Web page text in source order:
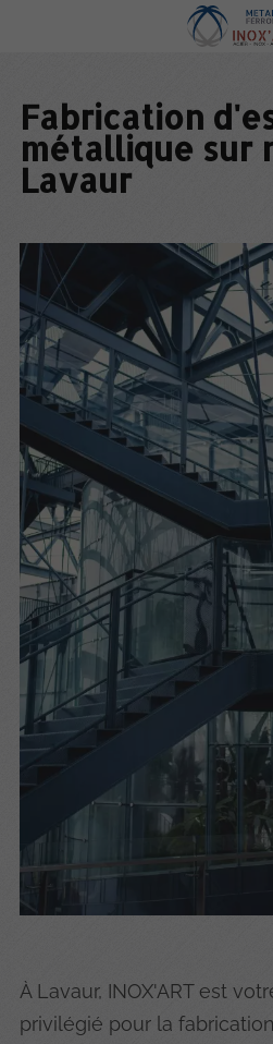
Fabrication
métallique sur
Lavaur
À Lavaur, INOX'ART est
privilégié pour la